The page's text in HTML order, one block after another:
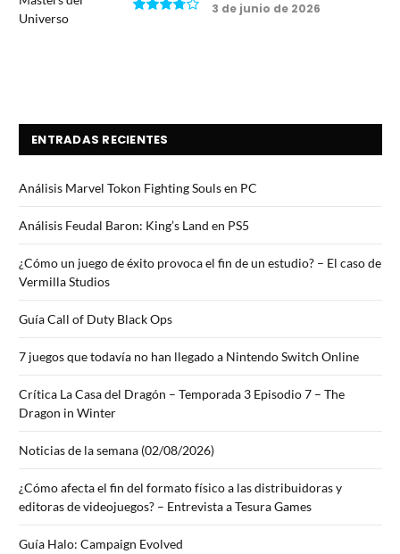
3 de junio de 2026
ENTRADAS RECIENTES
Análisis Marvel Tokon Fighting Souls en PC
Análisis Feudal Baron: King’s Land en PS5
¿Cómo un juego de éxito provoca el fin de un estudio? – El caso de
Vermilla Studios
Guía Call of Duty Black Ops
7 juegos que todavía no han llegado a Nintendo Switch Online
Crítica La Casa del Dragón – Temporada 3 Episodio 7 – The
Dragon in Winter
Noticias de la semana (02/08/2026)
¿Cómo afecta el fin del formato físico a las distribuidoras y
editoras de videojuegos? – Entrevista a Tesura Games
Guía Halo: Campaign Evolved